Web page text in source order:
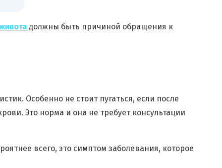
должны быть причиной обращения к
Особенно не стоит пугаться, если после
Это норма и она не требует консультации
всего, это симптом заболевания, которое